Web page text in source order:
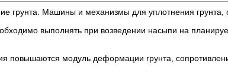
грунта. Машины и механизмы для уплотнения
выполнять при возведении насыпи на
повышаются модуль деформации грунта,